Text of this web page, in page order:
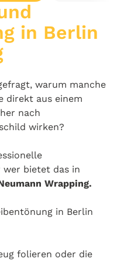
in Berlin
warum manche
direkt aus einem
nach
wirken?
wer bietet das in
Wrapping.
in Berlin
folieren oder die